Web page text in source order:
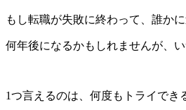
もし転職が失敗に終わって、誰か
何年後になるかもしれませんが、
1つ言えるのは、何度もトライでき